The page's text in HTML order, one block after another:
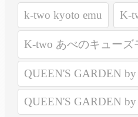
k-two kyoto emu K-
K-two あべのキューズ
QUEEN'S GARDEN
QUEEN'S GARDEN by